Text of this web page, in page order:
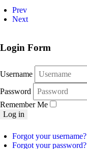
Prev
Next
Login Form
Username
Password
Remember Me
Log in
Forgot your username?
Forgot your password?